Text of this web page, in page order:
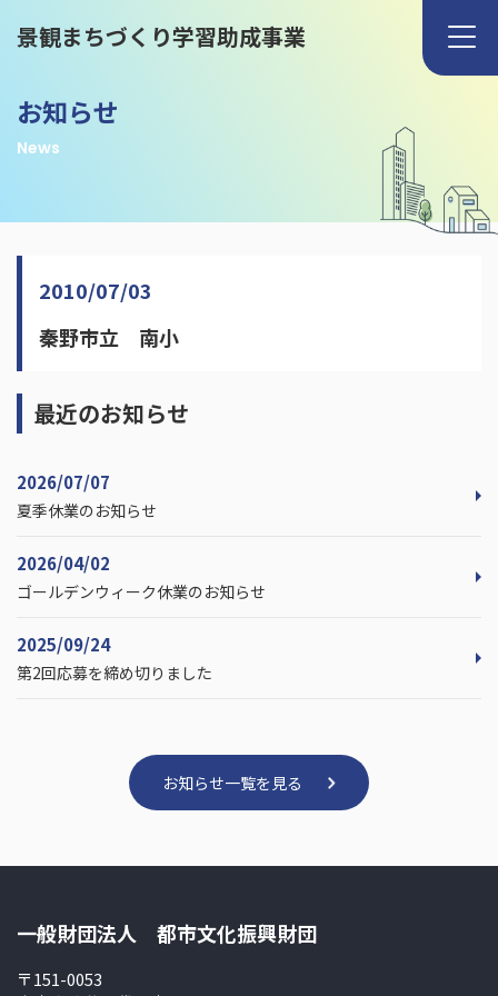
景観まちづくり学習助成事業
お知らせ
News
2010/07/03
秦野市立 南小
最近のお知らせ
2026/07/07
夏季休業のお知らせ
2026/04/02
ゴールデンウィーク休業のお知らせ
2025/09/24
第2回応募を締め切りました
お知らせ一覧を見る
一般財団法人 都市文化振興財団
〒151-0053